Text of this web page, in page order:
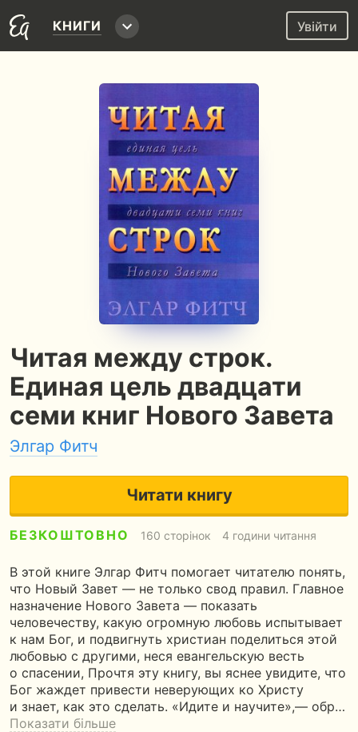
КНИГИ Увійти
Читая между строк.
Единая цель двадцати
семи книг Нового Завета
Элгар Фитч
Читати книгу
БЕЗКОШТОВНО 160 сторінок 4 години читання
В этой книге Элгар Фитч помогает читателю понять,
что Новый Завет — не только свод правил. Главное
назначение Нового Завета — показать
человечеству, какую огромную любовь испытывает
к нам Бог, и подвигнуть христиан поделиться этой
любовью с другими, неся евангельскую весть
о спасении, Прочтя эту книгу, вы яснее увидите, что
Бог жаждет привести неверующих ко Христу
и знает, как это сделать. «Идите и научите»,— обр…
Показати більше